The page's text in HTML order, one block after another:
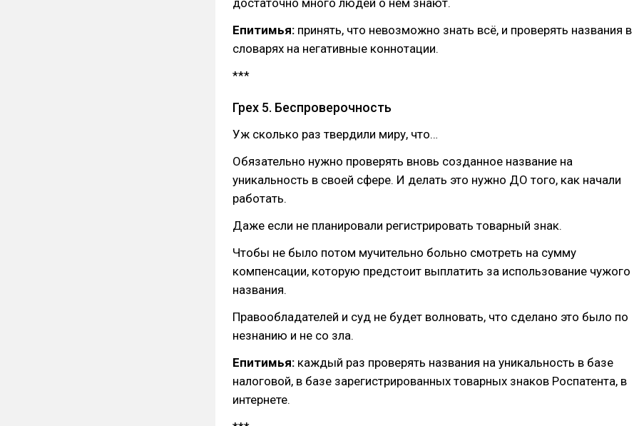
достаточно много людей о нём знают.⠀
Епитимья: принять, что невозможно знать всё, и проверять названия в
словарях на негативные коннотации.
***
Грех 5. Беспроверочность⠀
Уж сколько раз твердили миру, что…
Обязательно нужно проверять вновь созданное название на
уникальность в своей сфере. И делать это нужно ДО того, как начали
работать.
Даже если не планировали регистрировать товарный знак.⠀
Чтобы не было потом мучительно больно смотреть на сумму
компенсации, которую предстоит выплатить за использование чужого
названия.
Правообладателей и суд не будет волновать, что сделано это было по
незнанию и не со зла.⠀
Епитимья: каждый раз проверять названия на уникальность в базе
налоговой, в базе зарегистрированных товарных знаков Роспатента, в
интернете.